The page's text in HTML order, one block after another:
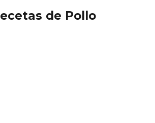
de Pollo